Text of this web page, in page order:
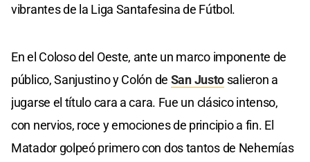
vibrantes de la Liga Santafesina de Fútbol.
En el Coloso del Oeste, ante un marco imponente de
público, Sanjustino y Colón de San Justo salieron a
jugarse el título cara a cara. Fue un clásico intenso,
con nervios, roce y emociones de principio a fin. El
Matador golpeó primero con dos tantos de Nehemías